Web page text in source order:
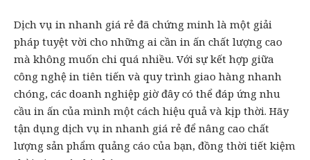
Dịch vụ in nhanh giá rẻ đã chứng minh là một giải
pháp tuyệt vời cho những ai cần in ấn chất lượng cao
mà không muốn chi quá nhiều. Với sự kết hợp giữa
công nghệ in tiên tiến và quy trình giao hàng nhanh
chóng, các doanh nghiệp giờ đây có thể đáp ứng nhu
cầu in ấn của mình một cách hiệu quả và kịp thời. Hãy
tận dụng dịch vụ in nhanh giá rẻ để nâng cao chất
lượng sản phẩm quảng cáo của bạn, đồng thời tiết kiệm